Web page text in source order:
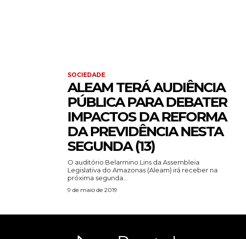
SOCIEDADE
ALEAM TERÁ AUDIÊNCIA
PÚBLICA PARA DEBATER
IMPACTOS DA REFORMA
DA PREVIDÊNCIA NESTA
SEGUNDA (13)
O auditório Belarmino Lins da Assembleia
Legislativa do Amazonas (Aleam) irá receber na
próxima segunda...
9 de maio de 2019